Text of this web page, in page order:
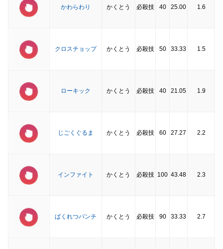
かわらわり かくとう 必殺技 40 25.00 1.6
クロスチョップ かくとう 必殺技 50 33.33 1.5
ローキック かくとう 必殺技 40 21.05 1.9
じごくぐるま かくとう 必殺技 60 27.27 2.2
インファイト かくとう 必殺技 100 43.48 2.3
ばくれつパンチ かくとう 必殺技 90 33.33 2.7